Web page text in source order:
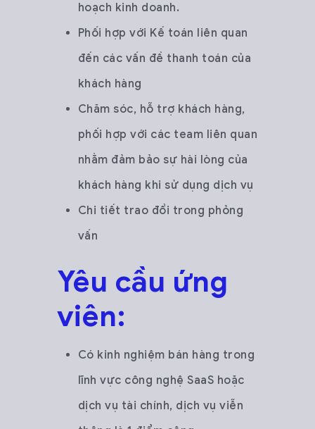
hoạch kinh doanh.
Phối hợp với Kế toán liên quan
đến các vấn đề thanh toán của
khách hàng
Chăm sóc, hỗ trợ khách hàng,
phối hợp với các team liên quan
nhằm đảm bảo sự hài lòng của
khách hàng khi sử dụng dịch vụ
Chi tiết trao đổi trong phỏng
vấn
Yêu cầu ứng
viên:
Có kinh nghiệm bán hàng trong
lĩnh vực công nghệ SaaS hoặc
dịch vụ tài chính, dịch vụ viễn